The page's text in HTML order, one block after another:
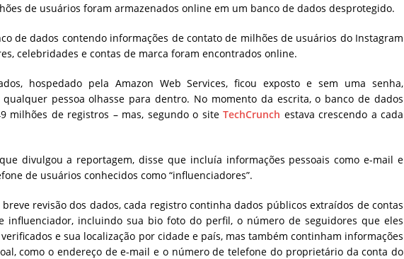
de usuários foram armazenados online em um banco de dados desprotegido.
de dados contendo informações de contato de milhões de usuários do Instagram
celebridades e contas de marca foram encontrados online.
hospedado pela Amazon Web Services, ficou exposto e sem uma senha,
pessoa olhasse para dentro. No momento da escrita, o banco de dados
milhões de registros – mas, segundo o siteTechCrunch estava crescendo a cada
divulgou a reportagem, disse que incluía informações pessoais como e-mail e
de usuários conhecidos como “influenciadores”.
revisão dos dados, cada registro continha dados públicos extraídos de contas
influenciador, incluindo sua bio foto do perfil, o número de seguidores que eles
e sua localização por cidade e país, mas também continham informações
como o endereço de e-mail e o número de telefone do proprietário da conta do